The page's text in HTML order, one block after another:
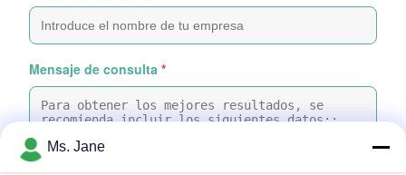
Mensaje de consulta *
Ms. Jane